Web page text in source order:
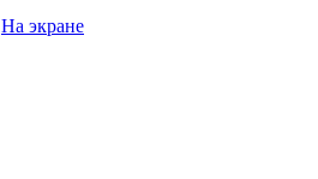
На экране